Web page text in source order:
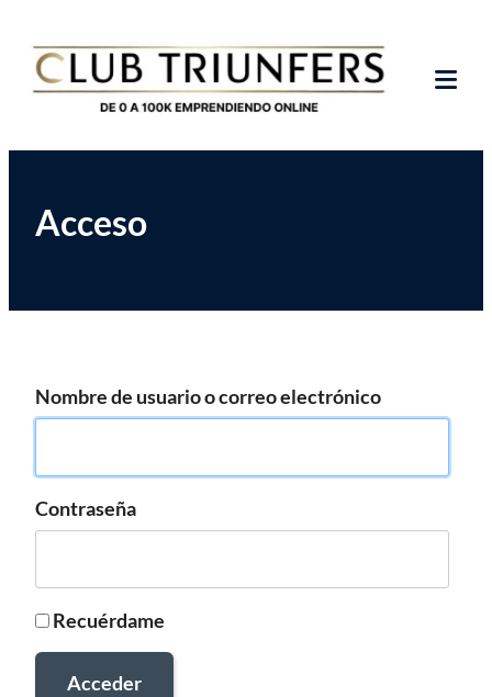
contenido
Club Triunfers
Acceso
Nombre de usuario o correo electrónico
Contraseña
Recuérdame
Acceder